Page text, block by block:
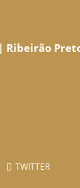
Ribeirão
TWITTER